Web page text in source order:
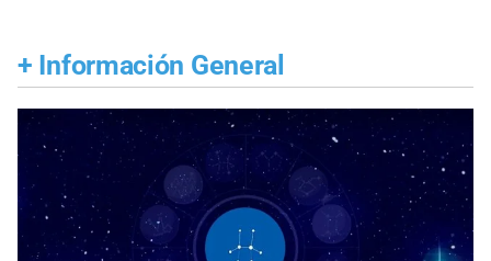
+ Información General